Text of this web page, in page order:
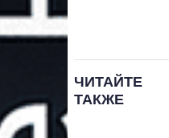
ЧИТАЙТЕ
ТАКЖЕ